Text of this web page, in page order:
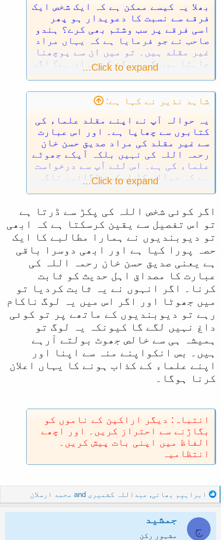
بھلا یہ کیسے ممکن ہے کہ ایک شخص ایک
فرقے سے نسبت کا دعویدار ہو پھر
اسی فرقے پر سب وشتم بھی کرے؟ ہندو
صاحب نے جو فرمایا ہے کہ یہاں مراد
غیر مقلد ہیں۔ تو میں ان سے پوچھنا
چاہتا ہوں کہ یہ کن کی مراد ہے؟ اگر
صدیق حسن خان رحمہ اللہ کی تو
اسکین پیش کیجئے اور کم ازکم اصل
عبارت سے آگے اور پیچھے کا ایک ایک
پیج بھی پیش کردیں تاکہ ہمیں مراد
سمجھنے میں آسانی ہو۔ ورنہ تو یہ
طے ہے کہ کذب بیانی اور بہتان
طرازی مقلدین کے مذہب کا پہلا اصول
ہے۔
Click to expand...
شاہد نذیر نے کہا ہے:
یہ حوالہ آپ نے اپنے مقلد علماء کی
کتابوں سے چھاپا ہے۔ اور اس عبارت
سے غیر مقلد کی مراد صدیق حسن خان
رحمہ اللہ کی نہیں بلکہ آپکے جھوٹے
علماء کی ہے۔ اس لئے آپ سے درخواست
ہے کہ حوالے کا اسکین لگائیں تاکہ
آپکی اور آپکے علماء کی بددیانتی
Click to expand...
اگر کوئی شخص اللہ کی پکڑ سے ڈرتا ہے
تو اس تفصیل سے یقین کرسکتا ہے کہ ابھی
تو دیوبندیوں نے ہمارا مطالبے کا ایک
حصہ پورا کیا ہے اور ابھی دوسرا باقی
ہے یعنی صدیق حسن خان رحمہ اللہ کی
عبارت کا مصداق اہل حدیث کو ثابت
کرنا۔ اگر انہوں نے یہ ثابت کردیا تو
میں جھوٹا اور اگر اس میں یہ لوگ ناکام
رہے تو دیوبندیوں کے ماتھے پر تو کوئی
داغ نہیں لگے گا کیونکہ یہ لوگ تو
ہمیشہ ہی سے خالص جھوٹ بولتے آرہے
ہیں۔ بس انکواپنے منہ سے اپنا اور
اپنے علماء کے کذاب ہونے کا یہاں اعلان
کرنا ہوگا۔
انتباہ: دیگر اراکین کے ناموں کو
بگاڑنے سے احتراز کریں۔ اور اچھے
الفاظ میں اپنی بات پیش کریں۔
انتظامیہ
R
e
a
ابراہیم بھائی, عبداللہ کشمیری محمد ارسلان
ج
جمشید
مشہور رکن